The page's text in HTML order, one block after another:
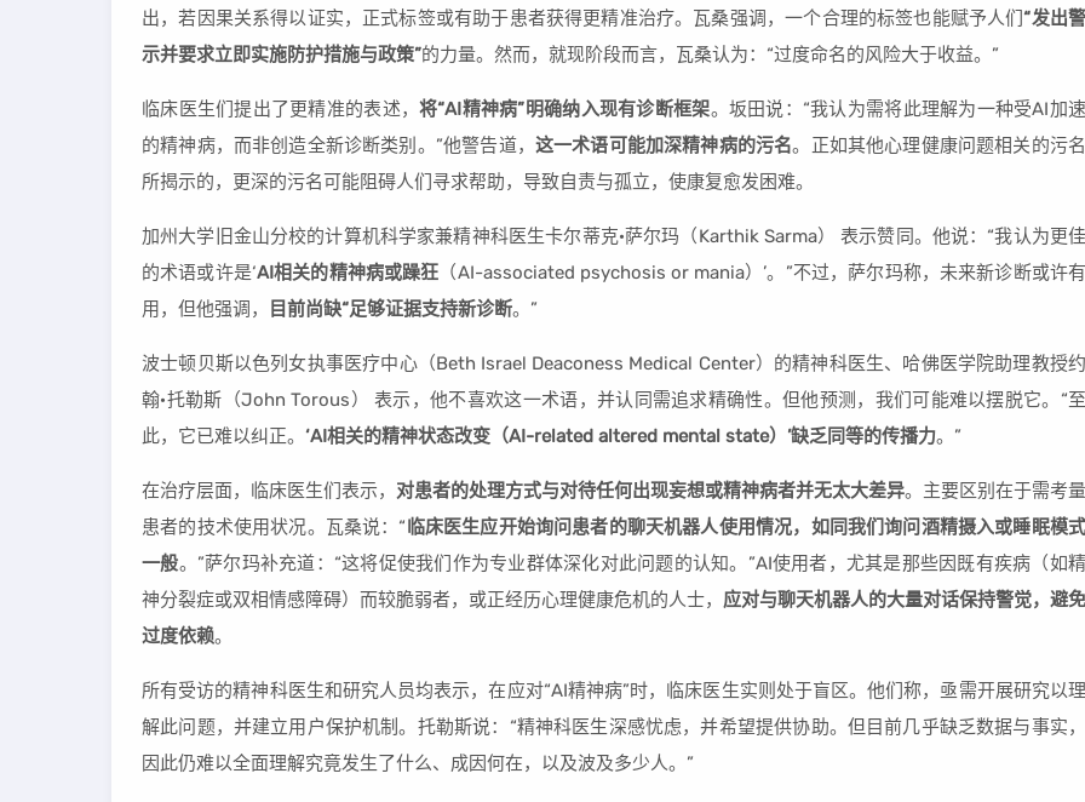
出，若因果关系得以证实，正式标签或有助于患者获得更精准治疗。瓦桑强调，一个合理的标签也能赋予人们“发出
示并要求立即实施防护措施与政策”的力量。然而，就现阶段而言，瓦桑认为：“过度命名的风险大于收益。”
临床医生们提出了更精准的表述，将“AI精神病”明确纳入现有诊断框架。坂田说：“我认为需将此理解为一种受AI加
的精神病，而非创造全新诊断类别。”他警告道， 这一术语可能加深精神病的污名。正如其他心理健康问题相关的污
所揭示的，更深的污名可能阻碍人们寻求帮助，导致自责与孤立，使康复愈发困难。
加州大学旧金山分校的计算机科学家兼精神科医生卡尔蒂克·萨尔玛（Karthik Sarma） 表示赞同。他说：“我认为更佳
的术语或许是‘AI相关的精神病或躁狂 （AI-associated psychosis or mania）’。”不过，萨尔玛称，未来新诊断或许
用，但他强调，
目前尚缺“足够证据支持新诊断。”
波士顿贝斯以色列女执事医疗中心（Beth Israel Deaconess Medical Center）的精神科医生、哈佛医学院助理教授约
翰·托勒斯（John Torous） 表示，他不喜欢这一术语，并认同需追求精确性。但他预测，我们可能难以摆脱它。“至
此，它已难以纠正。 ‘AI相关的精神状态改变（AI-related altered mental state）’缺乏同等的传播力。”
在治疗层面，临床医生们表示， 对患者的处理方式与对待任何出现妄想或精神病者并无太大差异。主要区别在于需考量
患者的技术使用状况。瓦桑说：“临床医生应开始询问患者的聊天机器人使用情况，如同我们询问酒精摄入或睡眠模
一般。”萨尔玛补充道：“这将促使我们作为专业群体深化对此问题的认知。”AI使用者，尤其是那些因既有疾病（如
神分裂症或双相情感障碍）而较脆弱者，或正经历心理健康危机的人士， 应对与聊天机器人的大量对话保持警觉，避免
过度依赖。
所有受访的精神科医生和研究人员均表示，在应对“AI精神病”时，临床医生实则处于盲区。他们称，亟需开展研究以理
解此问题，并建立用户保护机制。托勒斯说：“精神科医生深感忧虑，并希望提供协助。但目前几乎缺乏数据与事实，
因此仍难以全面理解究竟发生了什么、成因何在，以及波及多少人。”